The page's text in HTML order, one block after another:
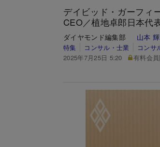
デイビッド・ガーフィ
CEO／植地卓郎日本代
ダイヤモンド編集部 山本
特集 コンサル・士業
コンサ
2025年7月25日 5:20
有料会